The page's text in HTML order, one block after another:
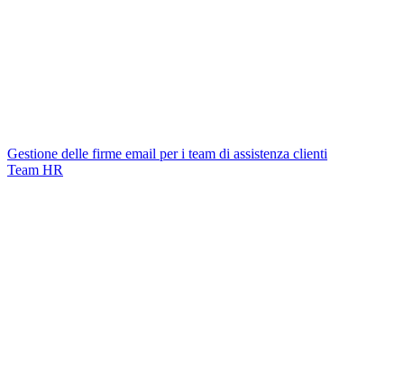
Gestione delle firme email per i team di assistenza clienti
Team HR